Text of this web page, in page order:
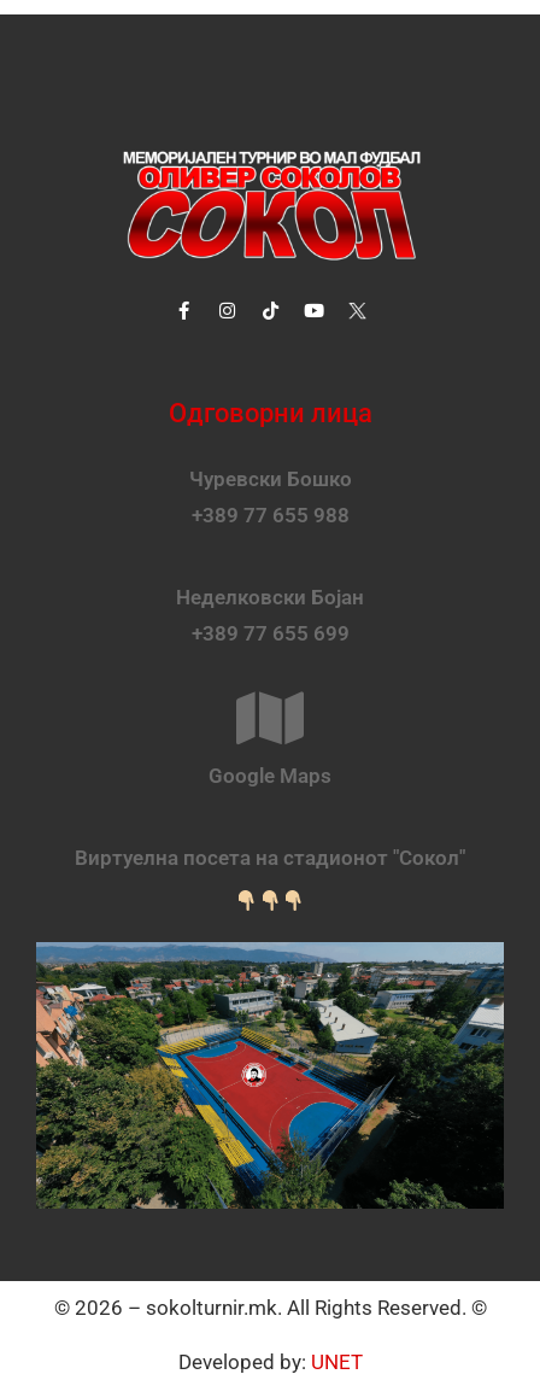
Одговорни лица
Чуревски Бошко
+389 77 655 988
Неделковски Бојан
+389 77 655 699
Google Maps
Виртуелна посета на стадионот "Сокол"
© 2026 – sokolturnir.mk. All Rights Reserved. ©
Developed by: UNET